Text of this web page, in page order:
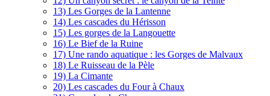
13) Les Gorges de la Lantenne
14) Les cascades du Hérisson
15) Les gorges de la Langouette
16) Le Bief de la Ruine
17) Une rando aquatique : les Gorges de Malvaux
18) Le Ruisseau de la Pèle
19) La Cimante
20) Les cascades du Four à Chaux